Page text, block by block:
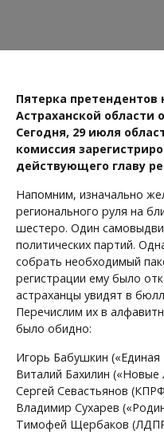
Пятерка претендентов
Астраханской области
Сегодня, 29 июля
комиссия
действующего главу
Напомним, изначально
регионального руля на
шестеро. Один
политических партий.
собрать необходимый
регистрации ему было
астраханцы увидят в
Перечислим их в
было обидно:
Игорь Бабушкин («Единая
Виталий Бахилин («Новые
Сергей Севастьянов
Владимир Сухарев
Тимофей Щербаков